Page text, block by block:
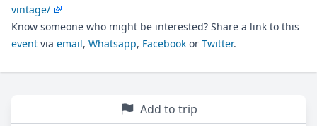
vintage/
Know someone who might be interested? Share a link to this
event via email, Whatsapp, Facebook or Twitter.
Add to trip